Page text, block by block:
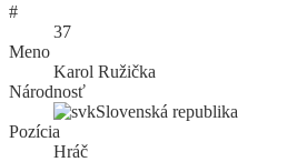
#
37
Meno
Karol Ružička
Národnosť
Slovenská republika
Pozícia
Hráč